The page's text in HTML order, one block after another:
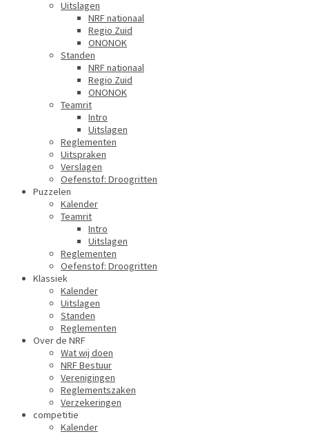
Uitslagen
NRF nationaal
Regio Zuid
ONONOK
Standen
NRF nationaal
Regio Zuid
ONONOK
Teamrit
Intro
Uitslagen
Reglementen
Uitspraken
Verslagen
Oefenstof: Droogritten
Puzzelen
Kalender
Teamrit
Intro
Uitslagen
Reglementen
Oefenstof: Droogritten
Klassiek
Kalender
Uitslagen
Standen
Reglementen
Over de NRF
Wat wij doen
NRF Bestuur
Verenigingen
Reglementszaken
Verzekeringen
competitie
Kalender